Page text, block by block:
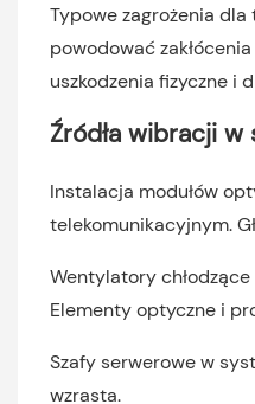
Typowe zagrożenia
powodować
uszkodzenia fizyczne i
Źródła wibracji
Instalacja modułów
telekomunikacyjnym.
Wentylatory
Elementy optyczne i
Szafy serwerowe w
wzrasta.